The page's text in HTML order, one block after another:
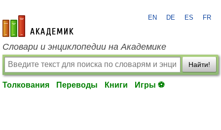
academic.ru
EN DE ES FR
Словари и энциклопедии на Академике
Найти!
Толкования Переводы Книги Игры ⚽